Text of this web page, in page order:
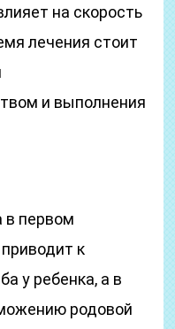
на скорость
лечения стоит
и выполнения
в первом
к
у ребенка, а в
родовой